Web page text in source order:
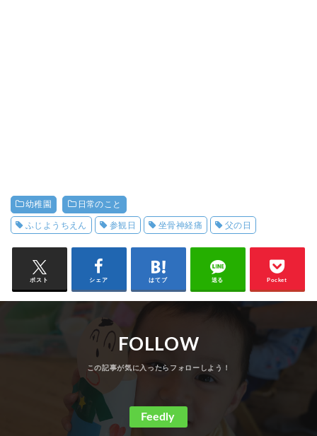
幼稚園 日常のこと
ふじようちえん 参観日 坐骨神経痛 父の日
ポスト シェア はてブ 送る Pocket
FOLLOW
Feedly